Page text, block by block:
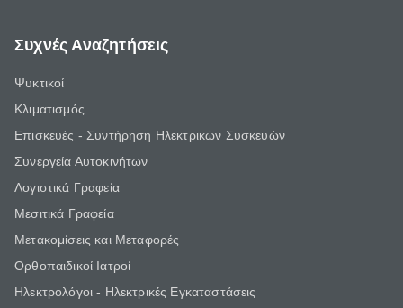
Συχνές Αναζητήσεις
Ψυκτικοί
Κλιματισμός
Επισκευές - Συντήρηση Ηλεκτρικών Συσκευών
Συνεργεία Αυτοκινήτων
Λογιστικά Γραφεία
Μεσιτικά Γραφεία
Μετακομίσεις και Μεταφορές
Ορθοπαιδικοί Ιατροί
Ηλεκτρολόγοι - Ηλεκτρικές Εγκαταστάσεις